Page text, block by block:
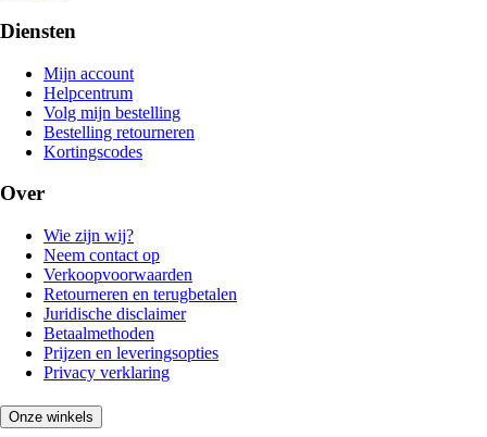
Diensten
Mijn account
Helpcentrum
Volg mijn bestelling
Bestelling retourneren
Kortingscodes
Over
Wie zijn wij?
Neem contact op
Verkoopvoorwaarden
Retourneren en terugbetalen
Juridische disclaimer
Betaalmethoden
Prijzen en leveringsopties
Privacy verklaring
Onze winkels